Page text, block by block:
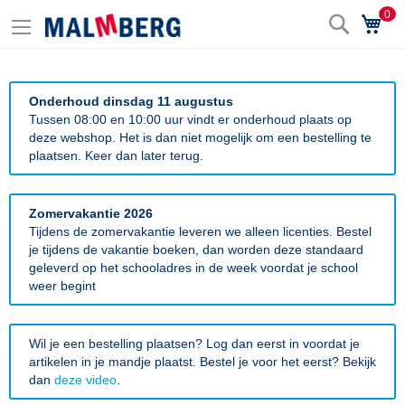
Zoek0
Onderhoud dinsdag 11 augustus
Tussen 08:00 en 10:00 uur vindt er onderhoud plaats op
deze webshop. Het is dan niet mogelijk om een bestelling te
plaatsen. Keer dan later terug.
Zomervakantie 2026
Tijdens de zomervakantie leveren we alleen licenties. Bestel
je tijdens de vakantie boeken, dan worden deze standaard
geleverd op het schooladres in de week voordat je school
weer begint
Wil je een bestelling plaatsen? Log dan eerst in voordat je
artikelen in je mandje plaatst. Bestel je voor het eerst? Bekijk
dan deze video